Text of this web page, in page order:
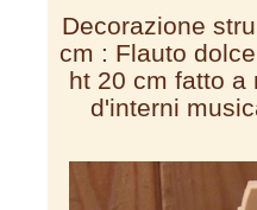
Decorazione
cm : Flauto
ht 20 cm fatto a
d'interni